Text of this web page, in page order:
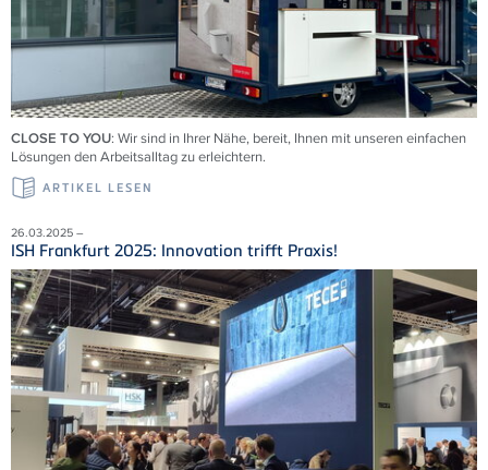
CLOSE TO YOU: Wir sind in Ihrer Nähe, bereit, Ihnen mit unseren einfachen
Lösungen den Arbeitsalltag zu erleichtern.
ARTIKEL LESEN
26.03.2025 –
ISH Frankfurt 2025: Innovation trifft Praxis!